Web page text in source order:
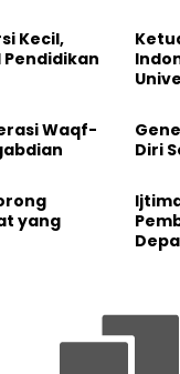
Kecil,
Pendidikan
Waqf-
Diri
yang